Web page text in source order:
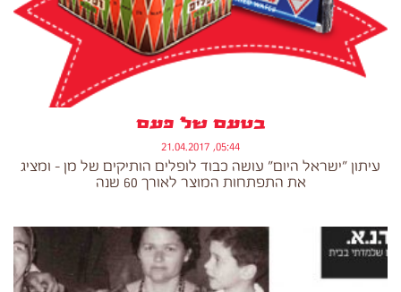
בטעם של פעם
05:44, 21.04.2017
עיתון "ישראל היום" עושה כבוד לופלים הותיקים של מן - ומציג
את התפתחות המוצר לאורך 60 שנה